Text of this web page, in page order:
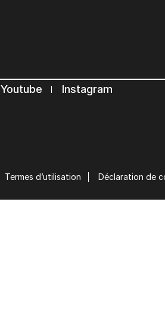
Youtube Instagram
Termes d’utilisation Déclaration de